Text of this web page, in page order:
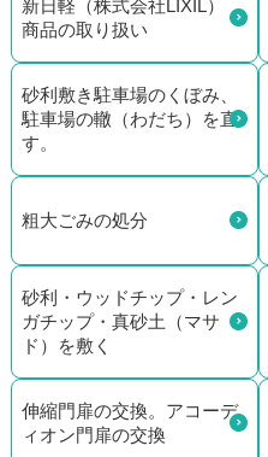
新日軽（株式会社LIXIL）
商品の取り扱い
砂利敷き駐車場のくぼみ、
駐車場の轍（わだち）を直
す。
粗大ごみの処分
砂利・ウッドチップ・レン
ガチップ・真砂土（マサ
ド）を敷く
伸縮門扉の交換。アコーデ
ィオン門扉の交換